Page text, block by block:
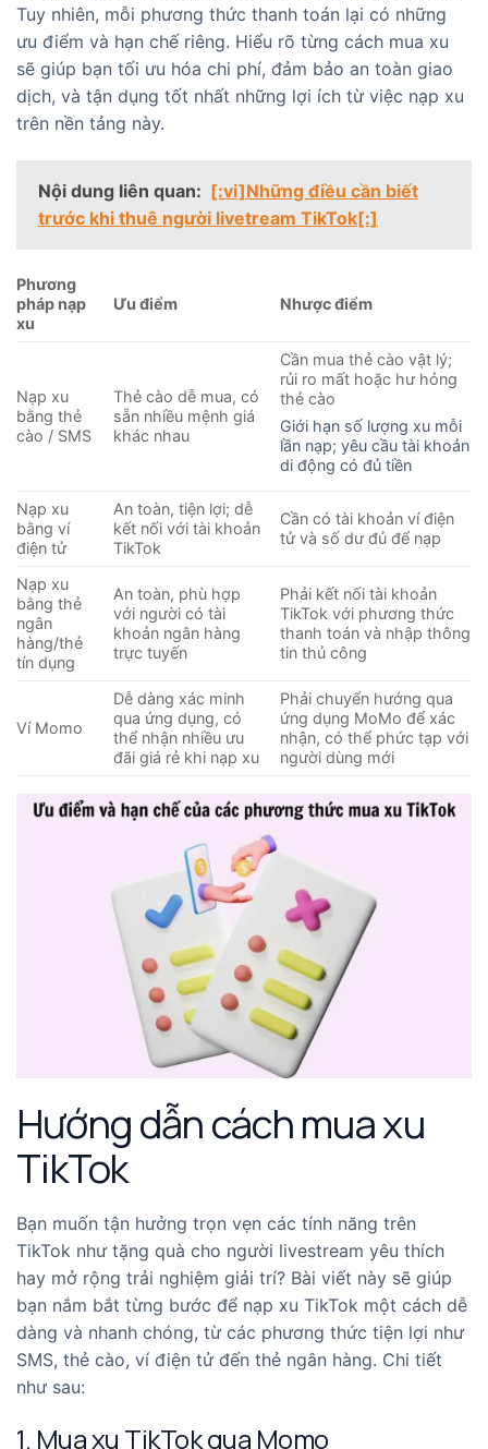
Tuy nhiên, mỗi phương thức thanh toán lại có những
ưu điểm và hạn chế riêng. Hiểu rõ từng cách mua xu
sẽ giúp bạn tối ưu hóa chi phí, đảm bảo an toàn giao
dịch, và tận dụng tốt nhất những lợi ích từ việc nạp xu
trên nền tảng này.
Nội dung liên quan: [:vi]Những điều cần biết
trước khi thuê người livetream TikTok[:]
Phương
pháp nạp
xu
Ưu điểm Nhược điểm
Nạp xu
bằng thẻ
cào / SMS
Thẻ cào dễ mua, có
sẵn nhiều mệnh giá
khác nhau
Cần mua thẻ cào vật lý;
rủi ro mất hoặc hư hỏng
thẻ cào
Giới hạn số lượng xu mỗi
lần nạp; yêu cầu tài khoản
di động có đủ tiền
Nạp xu
bằng ví
điện tử
An toàn, tiện lợi; dễ
kết nối với tài khoản
TikTok
Cần có tài khoản ví điện
tử và số dư đủ để nạp
Nạp xu
bằng thẻ
ngân
hàng/thẻ
tín dụng
An toàn, phù hợp
với người có tài
khoản ngân hàng
trực tuyến
Phải kết nối tài khoản
TikTok với phương thức
thanh toán và nhập thông
tin thủ công
Ví Momo
Dễ dàng xác minh
qua ứng dụng, có
thể nhận nhiều ưu
đãi giá rẻ khi nạp xu
Phải chuyển hướng qua
ứng dụng MoMo để xác
nhận, có thể phức tạp với
người dùng mới
Hướng dẫn cách mua xu
TikTok
Bạn muốn tận hưởng trọn vẹn các tính năng trên
TikTok như tặng quà cho người livestream yêu thích
hay mở rộng trải nghiệm giải trí? Bài viết này sẽ giúp
bạn nắm bắt từng bước để nạp xu TikTok một cách dễ
dàng và nhanh chóng, từ các phương thức tiện lợi như
SMS, thẻ cào, ví điện tử đến thẻ ngân hàng. Chi tiết
như sau:
1. Mua xu TikTok qua Momo